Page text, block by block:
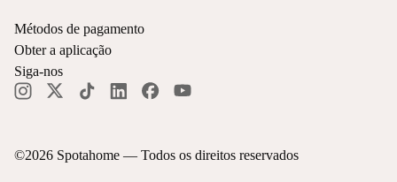
©2026 Spotahome — Todos os direitos reservados
Métodos de pagamento
Obter a aplicação
Siga-nos